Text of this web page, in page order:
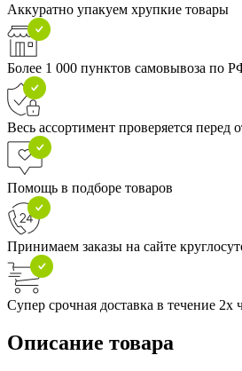
Аккуратно упакуем хрупкие товары
Более 1 000 пунктов самовывоза по
Весь ассортимент проверяется перед
Помощь в подборе товаров
Принимаем заказы на сайте
Супер срочная доставка в течение 2х
Описание товара